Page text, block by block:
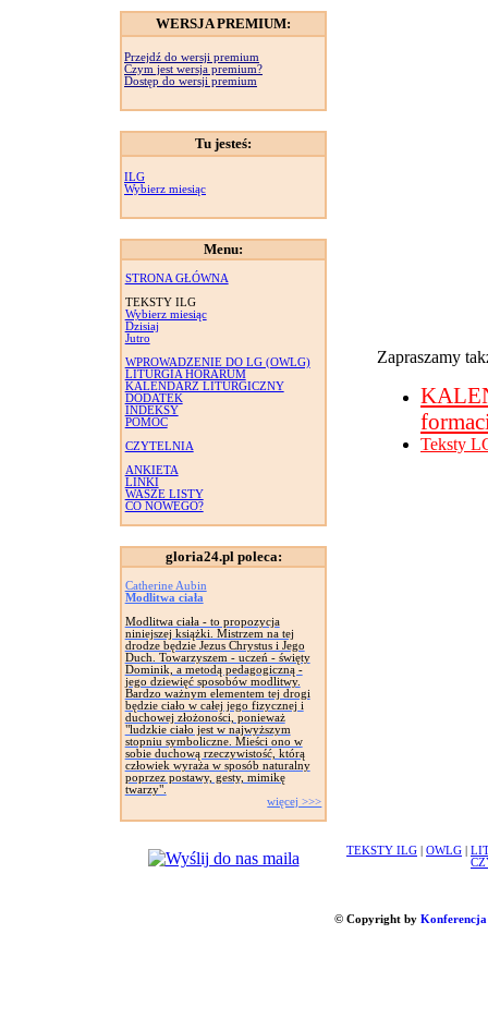
WERSJA PREMIUM:
Przejdź do wersji premium
Czym jest wersja premium?
Dostęp do wersji premium
Tu jesteś:
ILG
Wybierz miesiąc
Menu:
STRONA GŁÓWNA
TEKSTY ILG
Wybierz miesiąc
Dzisiaj
Jutro
WPROWADZENIE DO LG (OWLG)
LITURGIA HORARUM
KALENDARZ LITURGICZNY
DODATEK
INDEKSY
POMOC
CZYTELNIA
ANKIETA
LINKI
WASZE LISTY
CO NOWEGO?
gloria24.pl poleca:
Catherine Aubin
Modlitwa ciała
Modlitwa ciała - to propozycja
niniejszej książki. Mistrzem na tej
drodze będzie Jezus Chrystus i Jego
Duch. Towarzyszem - uczeń - święty
Dominik, a metodą pedagogiczną -
jego dziewięć sposobów modlitwy.
Bardzo ważnym elementem tej drogi
będzie ciało w całej jego fizycznej i
duchowej złożoności, ponieważ
"ludzkie ciało jest w najwyższym
stopniu symboliczne. Mieści ono w
sobie duchową rzeczywistość, którą
człowiek wyraża w sposób naturalny
poprzez postawy, gesty, mimikę
twarzy".
więcej >>>
Zapraszamy
Teksty
TEKSTY ILG OWLG
© Copyright by Konferencja